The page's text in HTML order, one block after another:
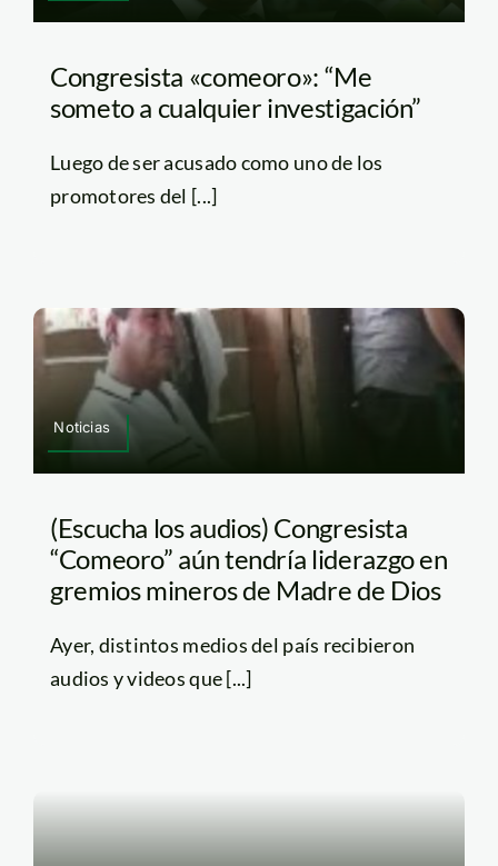
Congresista «comeoro»: “Me
someto a cualquier investigación”
Luego de ser acusado como uno de los
promotores del [...]
Noticias
(Escucha los audios) Congresista
“Comeoro” aún tendría liderazgo en
gremios mineros de Madre de Dios
Ayer, distintos medios del país recibieron
audios y videos que [...]